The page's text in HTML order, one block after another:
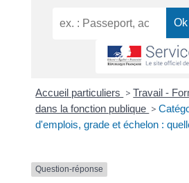
Accueil particuliers > Travail -
dans la fonction publique >
d'emplois, grade et échelon :
Question-réponse